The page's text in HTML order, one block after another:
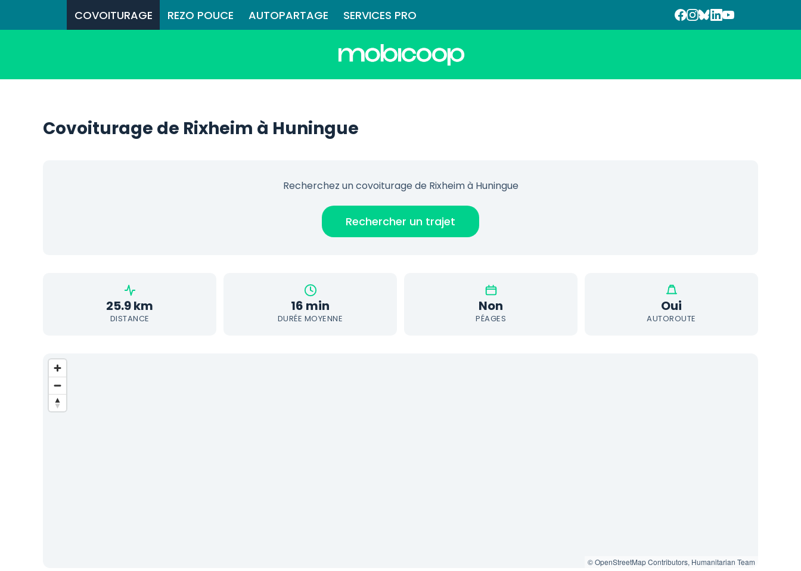
COVOITURAGE REZO POUCE AUTOPARTAGE SERVICES PRO
Covoiturage de Rixheim à Huningue
Recherchez un covoiturage de Rixheim à Huningue
Rechercher un trajet
25.9 km
DISTANCE
16 min
DURÉE MOYENNE
Non
PÉAGES
Oui
AUTOROUTE
© OpenStreetMap Contributors, Humanitarian Team